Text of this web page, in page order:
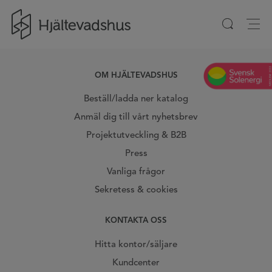
OM HJÄLTEVADSHUS
Beställ/ladda ner katalog
Anmäl dig till vårt nyhetsbrev
Projektutveckling & B2B
Press
Vanliga frågor
Sekretess & cookies
KONTAKTA OSS
Hitta kontor/säljare
Kundcenter